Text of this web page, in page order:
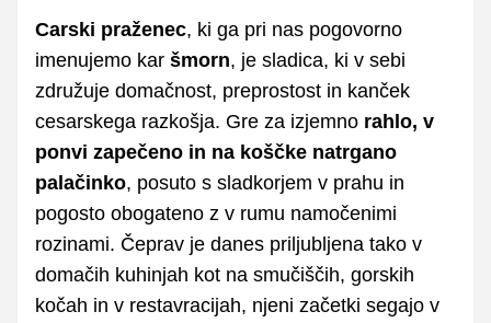
Carski praženec, ki ga pri nas pogovorno
imenujemo kar šmorn, je sladica, ki v sebi
združuje domačnost, preprostost in kanček
cesarskega razkošja. Gre za izjemno rahlo, v
ponvi zapečeno in na koščke natrgano
palačinko, posuto s sladkorjem v prahu in
pogosto obogateno z v rumu namočenimi
rozinami. Čeprav je danes priljubljena tako v
domačih kuhinjah kot na smučiščih, gorskih
kočah in v restavracijah, njeni začetki segajo v